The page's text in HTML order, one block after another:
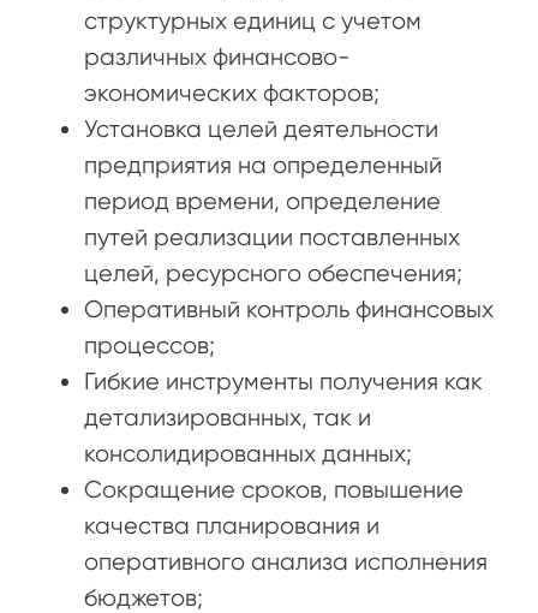
структурных единиц с учетом
различных финансово-
экономических факторов;
Установка целей деятельности
предприятия на определенный
период времени, определение
путей реализации поставленных
целей, ресурсного обеспечения;
Оперативный контроль финансовых
процессов;
Гибкие инструменты получения как
детализированных, так и
консолидированных данных;
Сокращение сроков, повышение
качества планирования и
оперативного анализа исполнения
бюджетов;